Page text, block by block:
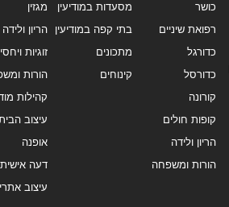
כושר
רפואת שיניים
כדורגל
כדורסל
קורונה
קופות חולים
הריון ולידה
הורות ומשפחה
מסעדות במודיעין
בתי קפה במודיעין
מתכונים
קינוחים
מגזין
הריון ולידה
זוגיות
הורות
קהילות
עיצוב
אופנה
דעה אישית
עיצוב